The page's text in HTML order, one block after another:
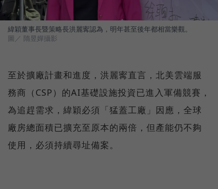
緯穎董事長暨策略長洪麗寗認為，明年甚至後年都相當樂觀。
圖／ 隋昱嬋攝影
至於擴廠計畫和進度，洪麗寗直言，北美雲端服
務商（CSP）的AI基礎設施投資已進入軍備競賽，
為追趕需求，緯穎必須「猛蓋工廠」因應，全球
廠房總面積已擴充至原本的兩倍，但產能仍不夠
使用，必須持續尋址備案。